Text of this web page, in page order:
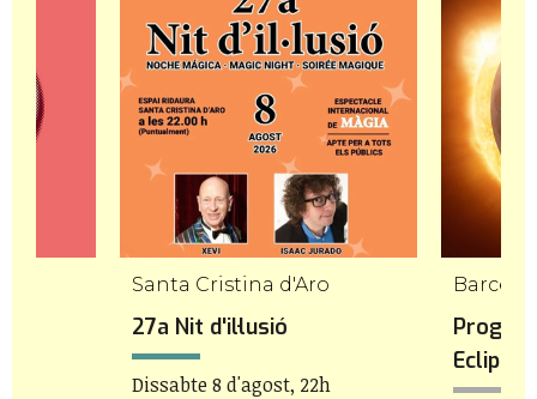
Santa Cristina d'Aro
27a Nit d'il·lusió
Dissabte 8 d'agost, 22h
Eclipsi